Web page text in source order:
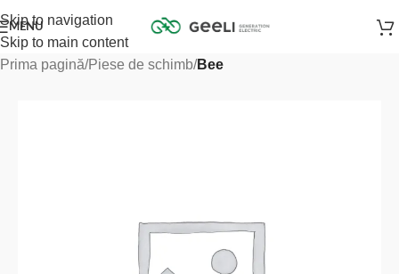
Skip to navigation
Skip to main content
MENU
Prima pagină Piese de schimb Bee